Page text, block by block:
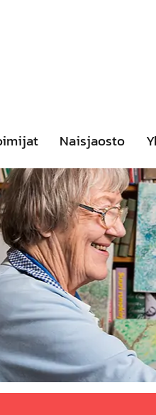
Naisjaosto